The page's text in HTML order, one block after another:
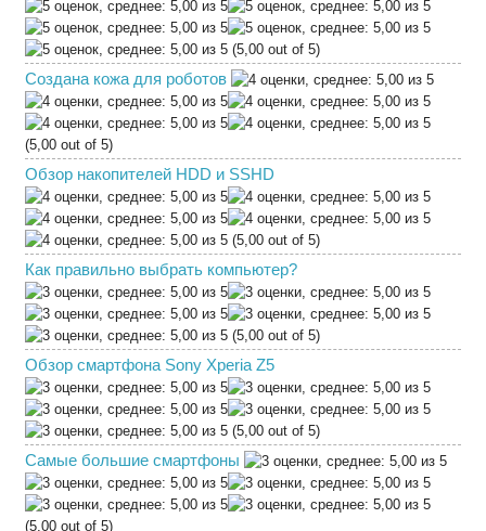
(5,00 out of 5)
Создана кожа для роботов
(5,00 out of 5)
Обзор накопителей HDD и SSHD
(5,00 out of 5)
Как правильно выбрать компьютер?
(5,00 out of 5)
Обзор смартфона Sony Xperia Z5
(5,00 out of 5)
Самые большие смартфоны
(5,00 out of 5)